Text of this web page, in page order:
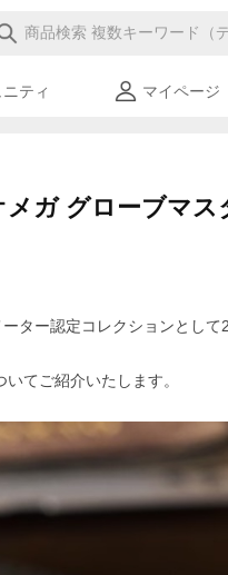
ティ マイページ
ガ グローブマス
ター認定コレクションとして
てご紹介いたします。